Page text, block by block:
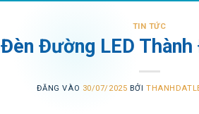
TIN TỨC
Đèn Đường LED
ĐĂNG VÀO 30/07/2025 BỞI